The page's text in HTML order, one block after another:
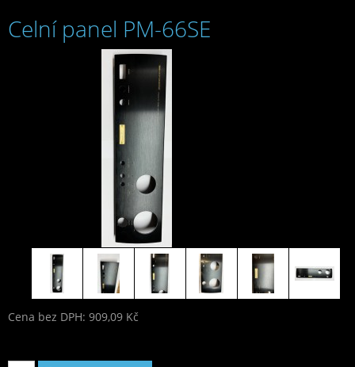
Čelní panel PM-66SE
Cena bez DPH: 909,09 Kč